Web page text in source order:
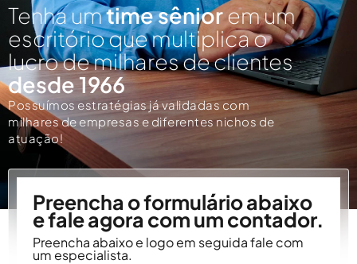
Tenha umtime sêniorem um
escritório que multiplica o
lucro de milhares de clientes
desde 1966
Possuímos estratégias já validadas com
milhares de empresas e diferentes nichos de
atuação!
Preencha o formulário abaixo
e fale agora com um contador.
Preencha abaixo e logo em seguida fale com
um especialista.